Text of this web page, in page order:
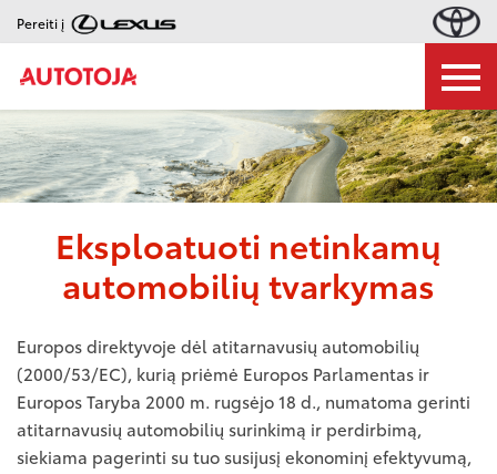
Pereiti į
Eksploatuoti netinkamų
automobilių tvarkymas
Europos direktyvoje dėl atitarnavusių automobilių
(2000/53/EC), kurią priėmė Europos Parlamentas ir
Europos Taryba 2000 m. rugsėjo 18 d., numatoma gerinti
atitarnavusių automobilių surinkimą ir perdirbimą,
siekiama pagerinti su tuo susijusį ekonominį efektyvumą,